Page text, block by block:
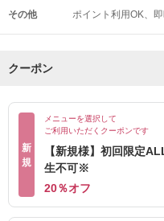
その他 ポイント利用OK
クーポン
新
規
メニューを選択して
ご利用いただくクーポンです
【新規様】初回限定
生不可※
20％オフ